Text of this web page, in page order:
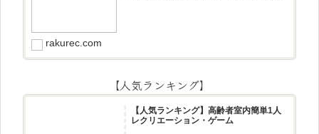
rakurec.com
【人気ランキング】
【人気ランキング】高齢者室内簡単1人
レクリエーション・ゲーム